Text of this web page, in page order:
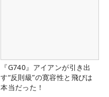
『G740』アイアンが引き出
す“反則級”の寛容性と飛びは
本当だった！